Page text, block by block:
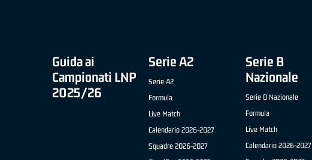
Guida ai
Campionati LNP
2025/26
Serie A2
Serie A2
Formula
Live Match
Calendario 2026-2027
Squadre 2026-2027
Serie B
Nazionale
Serie B Nazionale
Formula
Live Match
Calendario 2026-2027